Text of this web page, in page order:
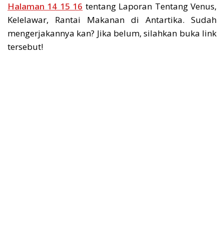
Halaman 14 15 16 tentang Laporan Tentang Venus,
Kelelawar, Rantai Makanan di Antartika. Sudah
mengerjakannya kan? Jika belum, silahkan buka link
tersebut!